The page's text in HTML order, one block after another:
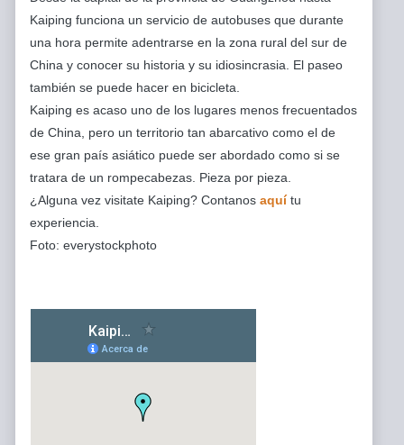
Kaiping funciona un servicio de autobuses que durante
una hora permite adentrarse en la zona rural del sur de
China y conocer su historia y su idiosincrasia. El paseo
también se puede hacer en bicicleta.
Kaiping es acaso uno de los lugares menos frecuentados
de China, pero un territorio tan abarcativo como el de
ese gran país asiático puede ser abordado como si se
tratara de un rompecabezas. Pieza por pieza.
¿Alguna vez visitate Kaiping? Contanos aquítu
experiencia.
Foto: everystockphoto